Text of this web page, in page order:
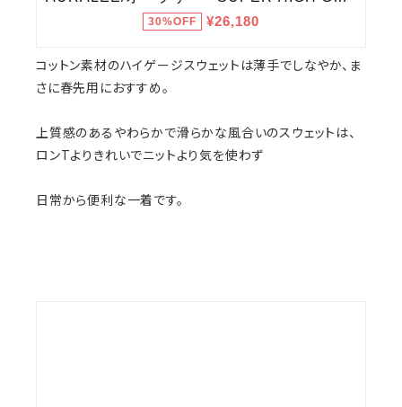
コットン素材のハイゲージスウェットは薄手でしなやか、ま
さに春先用におすすめ。
上質感のあるやわらかで滑らかな風合いのスウェットは、
ロンTよりきれいでニットより気を使わず
日常から便利な一着です。